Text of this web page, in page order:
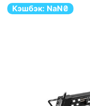
Кэшбэк: NaN₴